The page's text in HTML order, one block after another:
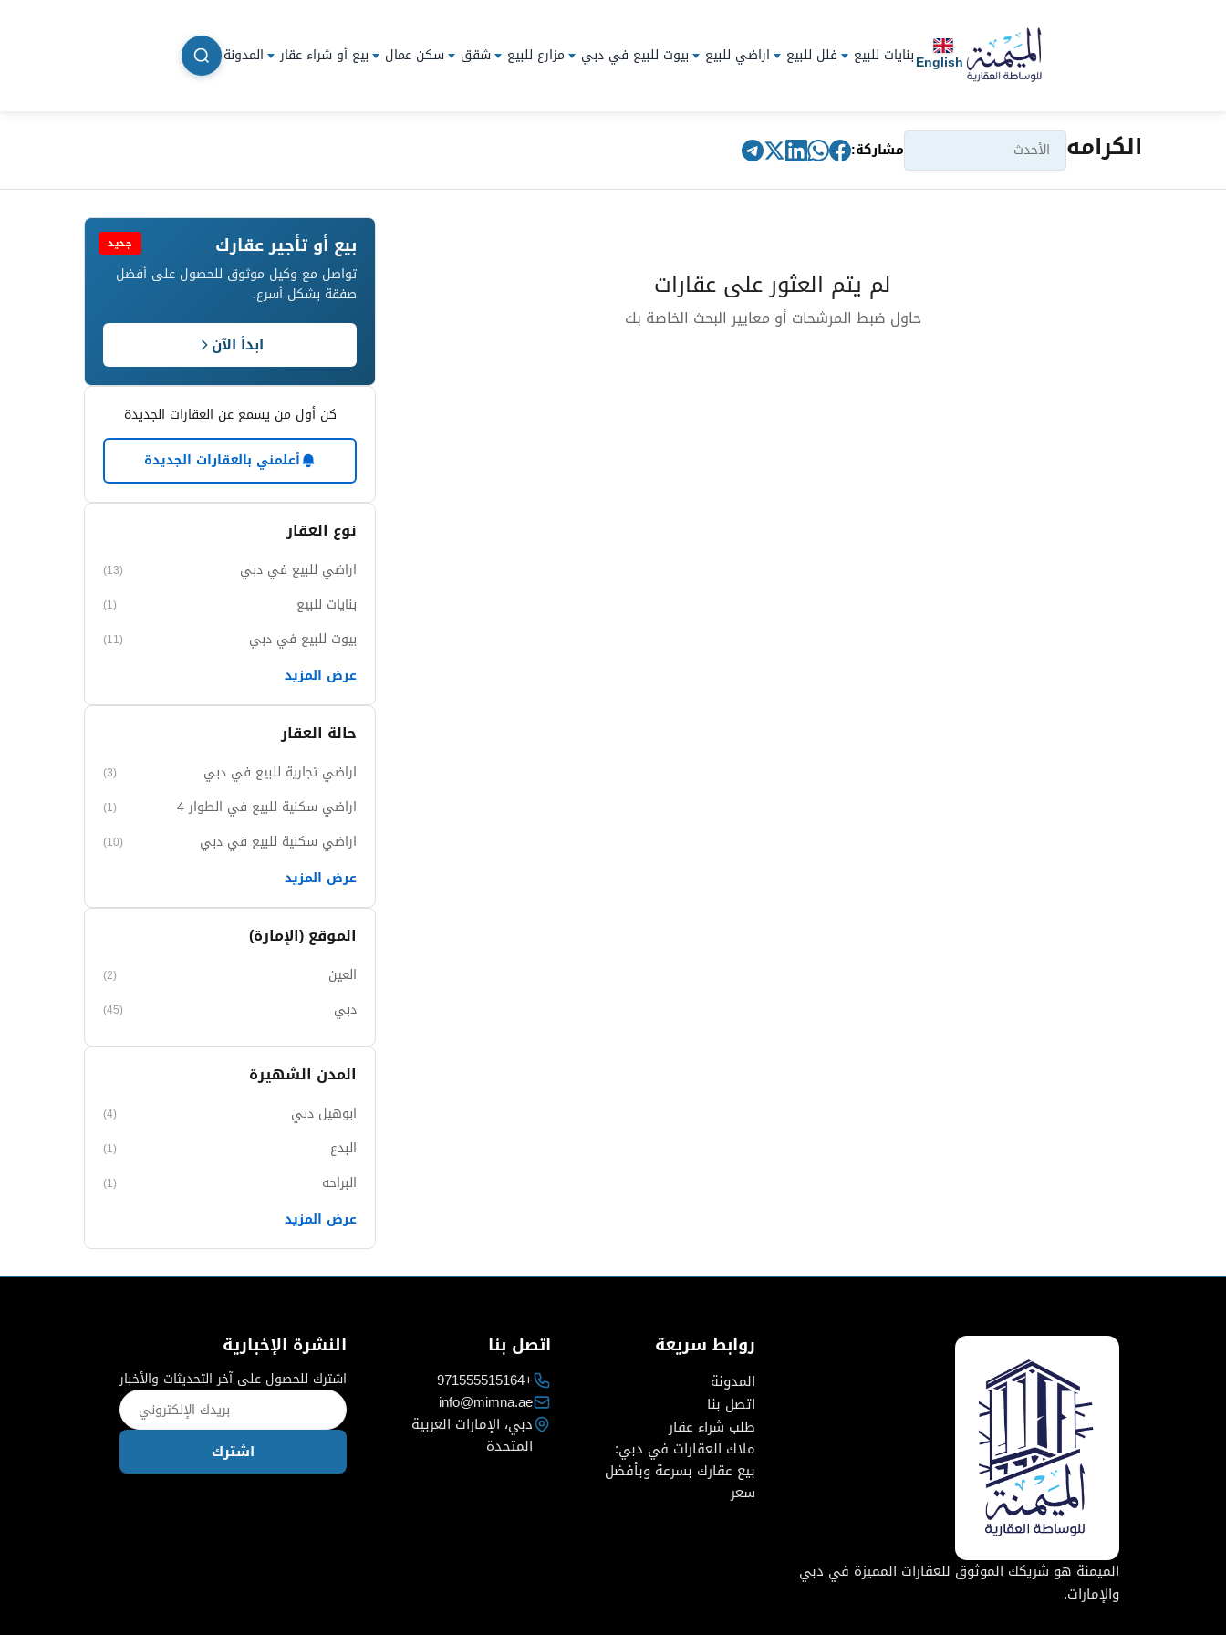
Englishبنايات للبيع فلل للبيع اراضي للبيع بيوت للبيع في دبي مزارع للبيع شقق سكن عمال بيع أو شراء عقار المدونة
الكرامه مشاركة:
لم يتم العثور على عقارات
حاول ضبط المرشحات أو معايير البحث الخاصة بك
جديد بيع أو تأجير عقارك
تواصل مع وكيل موثوق للحصول على أفضل
صفقة بشكل أسرع.
ابدأ الآن
كن أول من يسمع عن العقارات الجديدة
أعلمني بالعقارات الجديدة
نوع العقار
اراضي للبيع في دبي (13)
بنايات للبيع (1)
بيوت للبيع في دبي (11)
عرض المزيد
حالة العقار
اراضي تجارية للبيع في دبي (3)
اراضي سكنية للبيع في الطوار 4 (1)
اراضي سكنية للبيع في دبي (10)
عرض المزيد
الموقع (الإمارة)
العين (2)
دبي (45)
المدن الشهيرة
ابوهيل دبي (4)
البدع (1)
البراحه (1)
عرض المزيد
الميمنة هو شريكك الموثوق للعقارات المميزة في دبي
والإمارات.
روابط سريعة
المدونة
اتصل بنا
طلب شراء عقار
ملاك العقارات في دبي:
بيع عقارك بسرعة وبأفضل
سعر
اتصل بنا
+971555515164
info@mimna.ae
دبي، الإمارات العربية
المتحدة
النشرة الإخبارية
اشترك للحصول على آخر التحديثات والأخبار
اشترك